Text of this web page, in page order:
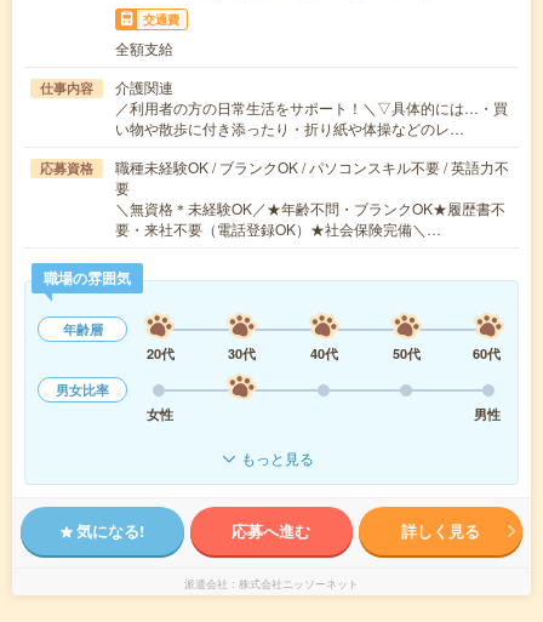
交通費
全額支給
仕事内容
介護関連
／利用者の方の日常生活をサポート！＼▽具体的には…・買
い物や散歩に付き添ったり・折り紙や体操などのレ…
応募資格
職種未経験OK / ブランクOK / パソコンスキル不要 / 英語力不
要
＼無資格＊未経験OK／★年齢不問・ブランクOK★履歴書不
要・来社不要（電話登録OK）★社会保険完備＼…
職場の雰囲気
年齢層
20代
30代 40代 50代
60代
男女比率
女性
男性
もっと見る
気になる! 応募へ進む 詳しく見る
派遣会社 株式会社ニッソーネット